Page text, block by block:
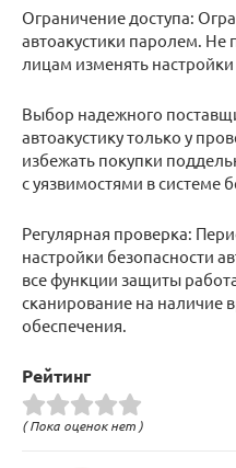
Ограничение доступа:
автоакустики паролем. Не
лицам изменять
Выбор надежного
автоакустику только у
избежать покупки
с уязвимостями в системе
Регулярная проверка:
настройки безопасности
все функции защиты
сканирование на наличие
обеспечения.
Рейтинг
( Пока оценок нет )